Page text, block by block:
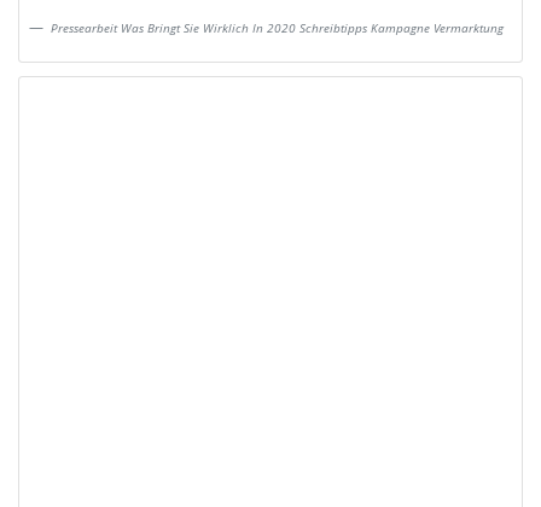
Pressearbeit Was Bringt Sie Wirklich In 2020 Schreibtipps Kampagne Vermarktung